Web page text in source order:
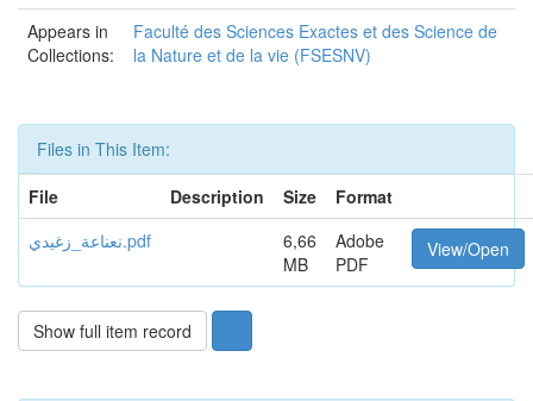
Appears in
Collections:
Faculté des Sciences Exactes et des Science de
la Nature et de la vie (FSESNV)
Files in This Item:
File
Description Size
Format
نعناعة_زغيدي.pdf
6,66
MB
Adobe
PDF
View/Open
Show full item record